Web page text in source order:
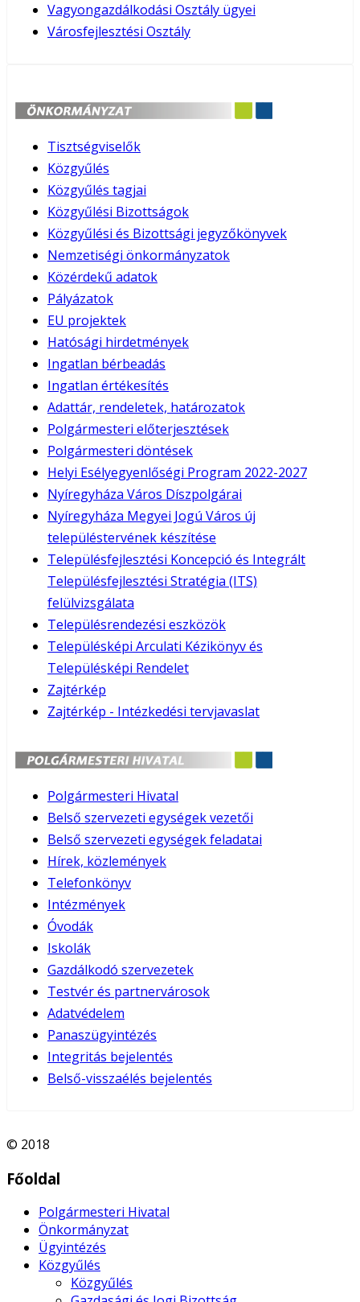
Vagyongazdálkodási Osztály ügyei
Városfejlesztési Osztály
Tisztségviselők
Közgyűlés
Közgyűlés tagjai
Közgyűlési Bizottságok
Közgyűlési és Bizottsági jegyzőkönyvek
Nemzetiségi önkormányzatok
Közérdekű adatok
Pályázatok
EU projektek
Hatósági hirdetmények
Ingatlan bérbeadás
Ingatlan értékesítés
Adattár, rendeletek, határozatok
Polgármesteri előterjesztések
Polgármesteri döntések
Helyi Esélyegyenlőségi Program 2022-2027
Nyíregyháza Város Díszpolgárai
Nyíregyháza Megyei Jogú Város új
településtervének készítése
Településfejlesztési Koncepció és Integrált
Településfejlesztési Stratégia (ITS)
felülvizsgálata
Településrendezési eszközök
Településképi Arculati Kézikönyv és
Településképi Rendelet
Zajtérkép
Zajtérkép - Intézkedési tervjavaslat
Polgármesteri Hivatal
Belső szervezeti egységek vezetői
Belső szervezeti egységek feladatai
Hírek, közlemények
Telefonkönyv
Intézmények
Óvodák
Iskolák
Gazdálkodó szervezetek
Testvér és partnervárosok
Adatvédelem
Panaszügyintézés
Integritás bejelentés
Belső-visszaélés bejelentés
© 2018
Főoldal
Polgármesteri Hivatal
Önkormányzat
Ügyintézés
Közgyűlés
Közgyűlés